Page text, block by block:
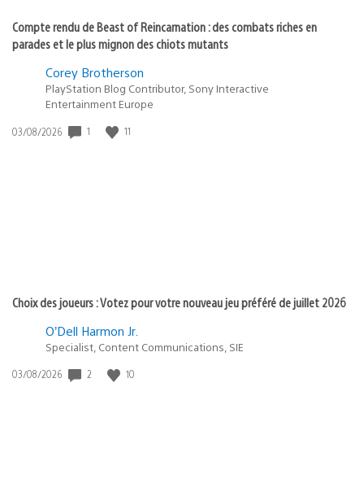
Compte rendu de Beast of Reincarnation : des combats riches en
parades et le plus mignon des chiots mutants
Corey Brotherson
PlayStation Blog Contributor, Sony Interactive
Entertainment Europe
Date
03/08/2026 1 11
Choix des joueurs : Votez pour votre nouveau jeu préféré de juillet 2026
O’Dell Harmon Jr.
Specialist, Content Communications, SIE
Date
03/08/2026 2 10